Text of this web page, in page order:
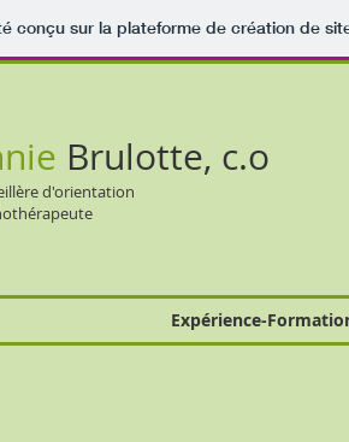
conçu sur la plateforme de création de
Brulotte, c.o
d'orientation
Expérience-